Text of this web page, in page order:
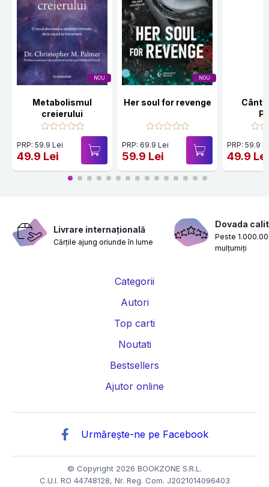
NOU
Metabolismul
creierului
PRP: 59.9 Lei
49.9 Lei
NOU
Her soul for revenge
PRP: 69.9 Lei
59.9 Lei
PRP: 59.9
49.9 Lei
Livrare internațională
Cărțile ajung oriunde în lume
Dovada
Peste
mulțumiți
Categorii
Autori
Top carti
Noutati
Bestsellers
Ajutor online
Urmărește-ne pe Facebook
© Copyright 2026 BOOKZONE S.R.L.
C.U.I. RO 44748128, Nr. Reg. Com. J2021014096403